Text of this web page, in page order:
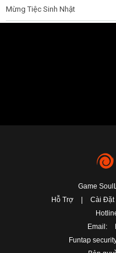
Mừng Tiệc Sinh Nhật
Game
Hỗ Trợ
Cài Đặt
Email:
Funtap